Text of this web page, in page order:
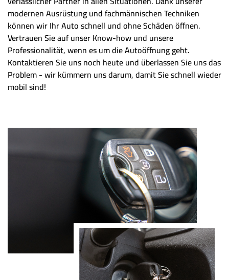
modernen Ausrüstung und fachmännischen Techniken
können wir Ihr Auto schnell und ohne Schäden öffnen.
Vertrauen Sie auf unser Know-how und unsere
Professionalität, wenn es um die Autoöffnung geht.
Kontaktieren Sie uns noch heute und überlassen Sie uns das
Problem - wir kümmern uns darum, damit Sie schnell wieder
mobil sind!